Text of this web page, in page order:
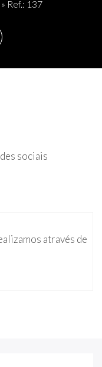
» Ref.: 137
sociais
através de